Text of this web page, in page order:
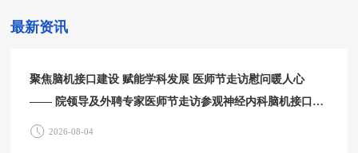
最新资讯
聚焦脑机接口建设 赋能学科发展 医师节走访慰问暖人心
—— 院领导及外聘专家医师节走访参观神经内科脑机接口中
心
2026-08-04